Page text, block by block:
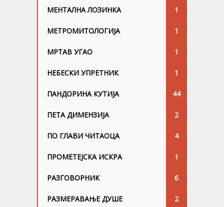
МЕНТАЛНА ЛОЗИНКА 1
МЕТРОМИТОЛОГИЈА 1
МРТАВ УГАО 1
НЕБЕСКИ УПРЕТНИК 1
ПАНДОРИНА КУТИЈА 44
ПЕТА ДИМЕНЗИЈА 2
ПО ГЛАВИ ЧИТАОЦА 4
ПРОМЕТЕЈСКА ИСКРА 1
РАЗГОВОРНИК 6
РАЗМЕРАВАЊЕ ДУШЕ 2